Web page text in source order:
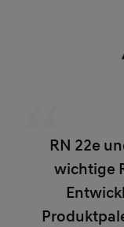
RN 22e
wichtige